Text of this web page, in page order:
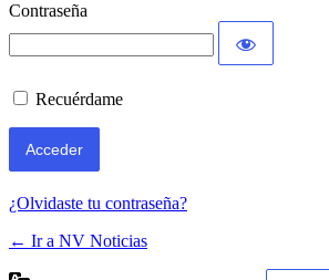
Contraseña
Recuérdame
¿Olvidaste tu contraseña?
← Ir a NV Noticias